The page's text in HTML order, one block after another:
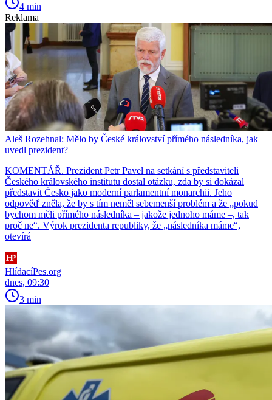
4 min
Reklama
Aleš Rozehnal: Mělo by České království přímého následníka, jak
uvedl prezident?
KOMENTÁŘ. Prezident Petr Pavel na setkání s představiteli
Českého královského institutu dostal otázku, zda by si dokázal
představit Česko jako moderní parlamentní monarchii. Jeho
odpověď zněla, že by s tím neměl sebemenší problém a že „pokud
bychom měli přímého následníka – jakože jednoho máme –, tak
proč ne“. Výrok prezidenta republiky, že „následníka máme“,
otevírá
HlídacíPes.org
dnes, 09:30
3 min